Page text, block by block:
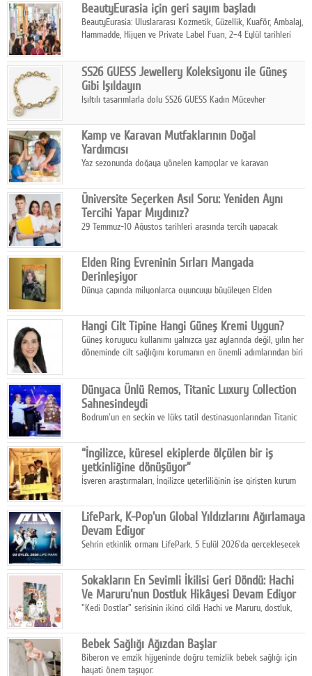
BeautyEurasia için geri sayım başladı
BeautyEurasia: Uluslararası Kozmetik, Güzellik, Kuaför, Ambalaj,
Hammadde, Hijyen ve Private Label Fuarı, 2–4 Eylül tarihleri
SS26 GUESS Jewellery Koleksiyonu ile Güneş
Gibi Işıldayın
Işıltılı tasarımlarla dolu SS26 GUESS Kadın Mücevher
dokunuşunu taşıyor.
Kamp ve Karavan Mutfaklarının Doğal
Yardımcısı
Yaz sezonunda doğaya yönelen kampçılar ve karavan
temizlik sağlayan, çevreye duyarlı bitkisel içerikli ürünleri tercih
ediyor.
Üniversite Seçerken Asıl Soru: Yeniden Aynı
Tercihi Yapar Mıydınız?
29 Temmuz-10 Ağustos tarihleri arasında tercih yapacak
Elden Ring Evreninin Sırları Mangada
Derinleşiyor
Dünya çapında milyonlarca oyuncuyu büyüleyen Elden
aksiyonu ve karanlık fantastik atmosferi bir araya getirmeyi
sürdürüyor.
Hangi Cilt Tipine Hangi Güneş Kremi Uygun?
Güneş koruyucu kullanımı yalnızca yaz aylarında değil, yılın her
döneminde cilt sağlığını korumanın en önemli adımlarından biri
Dünyaca Ünlü Remos, Titanic Luxury Collection
Sahnesindeydi
Bodrum'un en seçkin ve lüks tatil destinasyonlarından Titanic
yaz etkinlikleri kapsamında uluslararası yıldızları ağırlamaya
devam ediyor
“İngilizce, küresel ekiplerde ölçülen bir iş
yetkinliğine dönüşüyor”
İşveren araştırmaları, İngilizce yeterliliğinin işe girişten kurum
gösteriyor.
LifePark, K-Pop'un Global Yıldızlarını Ağırlamaya
Devam Ediyor
Şehrin etkinlik ormanı LifePark, 5 Eylül 2026'da gerçekleşecek
haritasında önemli bir destinasyon haline getirmeye
hazırlanıyor.
Sokakların En Sevimli İkilisi Geri Döndü: Hachi
Ve Maruru'nun Dostluk Hikâyesi Devam Ediyor
"Kedi Dostlar" serisinin ikinci cildi Hachi ve Maruru, dostluk,
mevsiminin zorlu koşulları eşliğinde anlatıyor.
Bebek Sağlığı Ağızdan Başlar
Biberon ve emzik hijyeninde doğru temizlik bebek sağlığı için
hayati önem taşıyor.